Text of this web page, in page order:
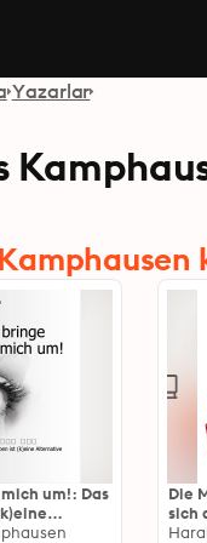
Yazarlar
um!: Das
Die
sich
Griff